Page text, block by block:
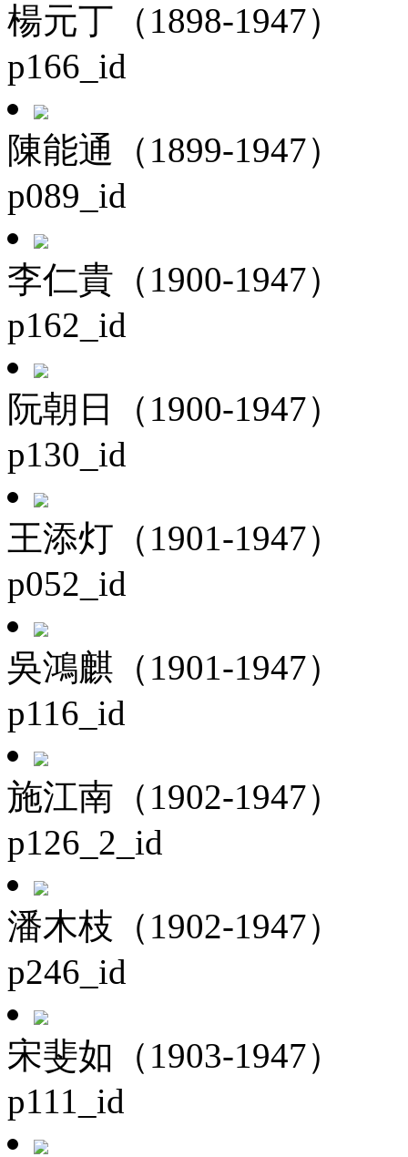
楊元丁（1898-1947）
p166_id
陳能通（1899-1947）
p089_id
李仁貴（1900-1947）
p162_id
阮朝日（1900-1947）
p130_id
王添灯（1901-1947）
p052_id
吳鴻麒（1901-1947）
p116_id
施江南（1902-1947）
p126_2_id
潘木枝（1902-1947）
p246_id
宋斐如（1903-1947）
p111_id